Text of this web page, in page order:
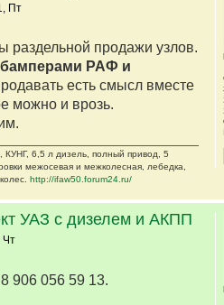
Пт
раздельной продажи узлов.
бамперами РАФ и
есть смысл вместе
можно и врозь.
КУНГ, 6,5 л дизель, полный привод, 5
межосевая и межколесная, лебедка,
http://ifaw50.forum24.ru/
УАЗ с дизелем и АКПП
Чт
906 056 59 13.